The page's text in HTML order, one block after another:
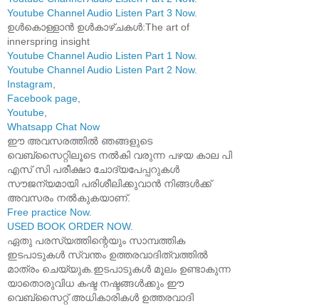
Youtube Channel Audio Listen Part 3 Now.
ഉൾകൊള്ളാൻ ഉൾകാഴ്ചകൾ:The art of
innerspring insight
Youtube Channel Audio Listen Part 1 Now.
Youtube Channel Audio Listen Part 2 Now.
Instagram
Facebook page
Youtube
Whatsapp Chat Now
ഈ അവസരത്തിൽ ഞങ്ങളുടെ
വെബ്സൈറ്റിലൂടെ നൽകി വരുന്ന പഴയ കാല പി
എസ് സി പരീക്ഷാ ചോദ്യപേപ്പറുകൾ
സൗജന്യമായി പരിശീലിക്കുവാൻ നിങ്ങൾക്ക്
അവസരം നൽകുകയാണ്.
Free practice Now.
USED BOOK ORDER NOW.
ഏതു പരസ്യത്തിന്റെയും സാമ്പത്തിക
ഇടപാടുകൾ സ്വന്തം ഉത്തരവാദിത്വത്തിൽ
മാത്രം ചെയ്യുക.ഇടപാടുകൾ മൂലം ഉണ്ടാകുന്ന
യാതൊരുവിധ കഷ്ട നഷ്ടങ്ങൾക്കും ഈ
വെബ്സൈറ്റ് അധികാരികൾ ഉത്തരവാദി